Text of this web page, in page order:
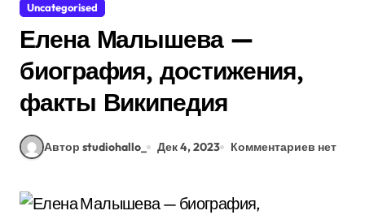
Uncategorised
Елена Малышева —
биография, достижения,
факты Википедия
Автор studiohallo_ Дек 4, 2023 Комментариев нет